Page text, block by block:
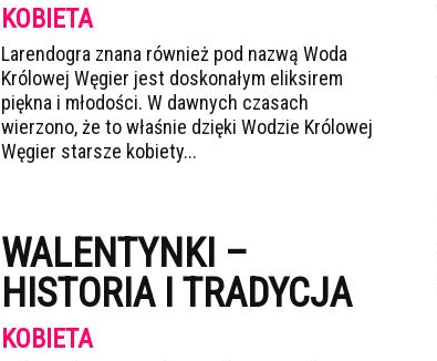
KOBIETA
Larendogra znana również pod nazwą Woda
Królowej Węgier jest doskonałym eliksirem
piękna i młodości. W dawnych czasach
wierzono, że to właśnie dzięki Wodzie Królowej
Węgier starsze kobiety...
WALENTYNKI –
HISTORIA I TRADYCJA
KOBIETA